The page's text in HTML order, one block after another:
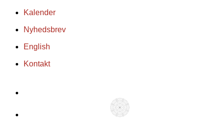
Kalender
Nyhedsbrev
English
Kontakt